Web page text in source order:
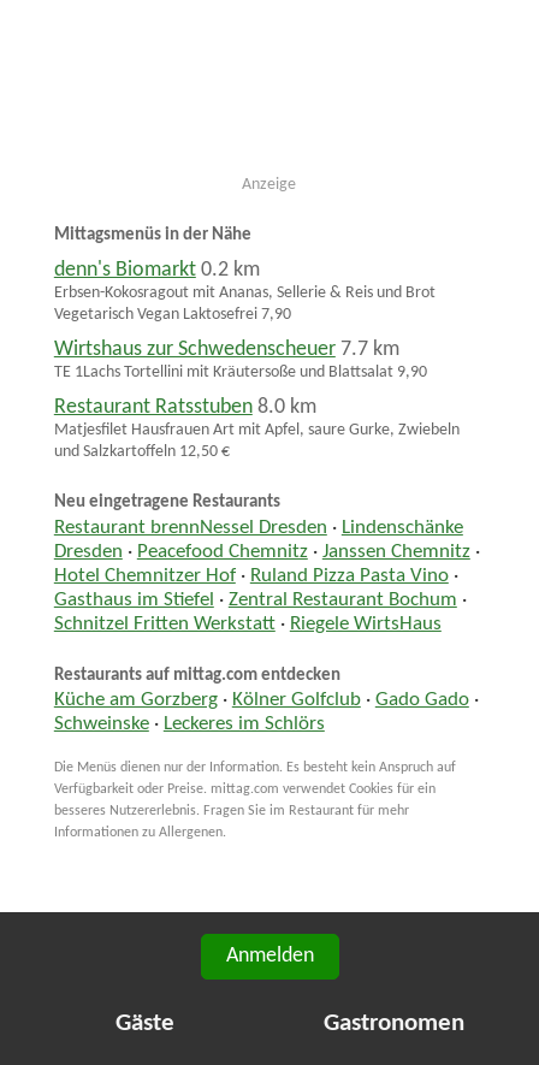
Anzeige
Mittagsmenüs in der Nähe
denn's Biomarkt 0.2 km
Erbsen-Kokosragout mit Ananas, Sellerie & Reis und Brot
Vegetarisch Vegan Laktosefrei 7,90
Wirtshaus zur Schwedenscheuer 7.7 km
TE 1Lachs Tortellini mit Kräutersoße und Blattsalat 9,90
Restaurant Ratsstuben 8.0 km
Matjesfilet Hausfrauen Art mit Apfel, saure Gurke, Zwiebeln
und Salzkartoffeln 12,50 €
Neu eingetragene Restaurants
Restaurant brennNessel Dresden · Lindenschänke
Dresden · Peacefood Chemnitz· Janssen Chemnitz·
Hotel Chemnitzer Hof· Ruland Pizza Pasta Vino·
Gasthaus im Stiefel · Zentral Restaurant Bochum ·
Schnitzel Fritten Werkstatt· Riegele WirtsHaus
Restaurants auf mittag.com entdecken
Küche am Gorzberg· Kölner Golfclub· Gado Gado·
Schweinske· Leckeres im Schlörs
Die Menüs dienen nur der Information. Es besteht kein Anspruch auf
Verfügbarkeit oder Preise. mittag.com verwendet Cookies für ein
besseres Nutzererlebnis. Fragen Sie im Restaurant für mehr
Informationen zu Allergenen.
Anmelden
Gäste Gastronomen